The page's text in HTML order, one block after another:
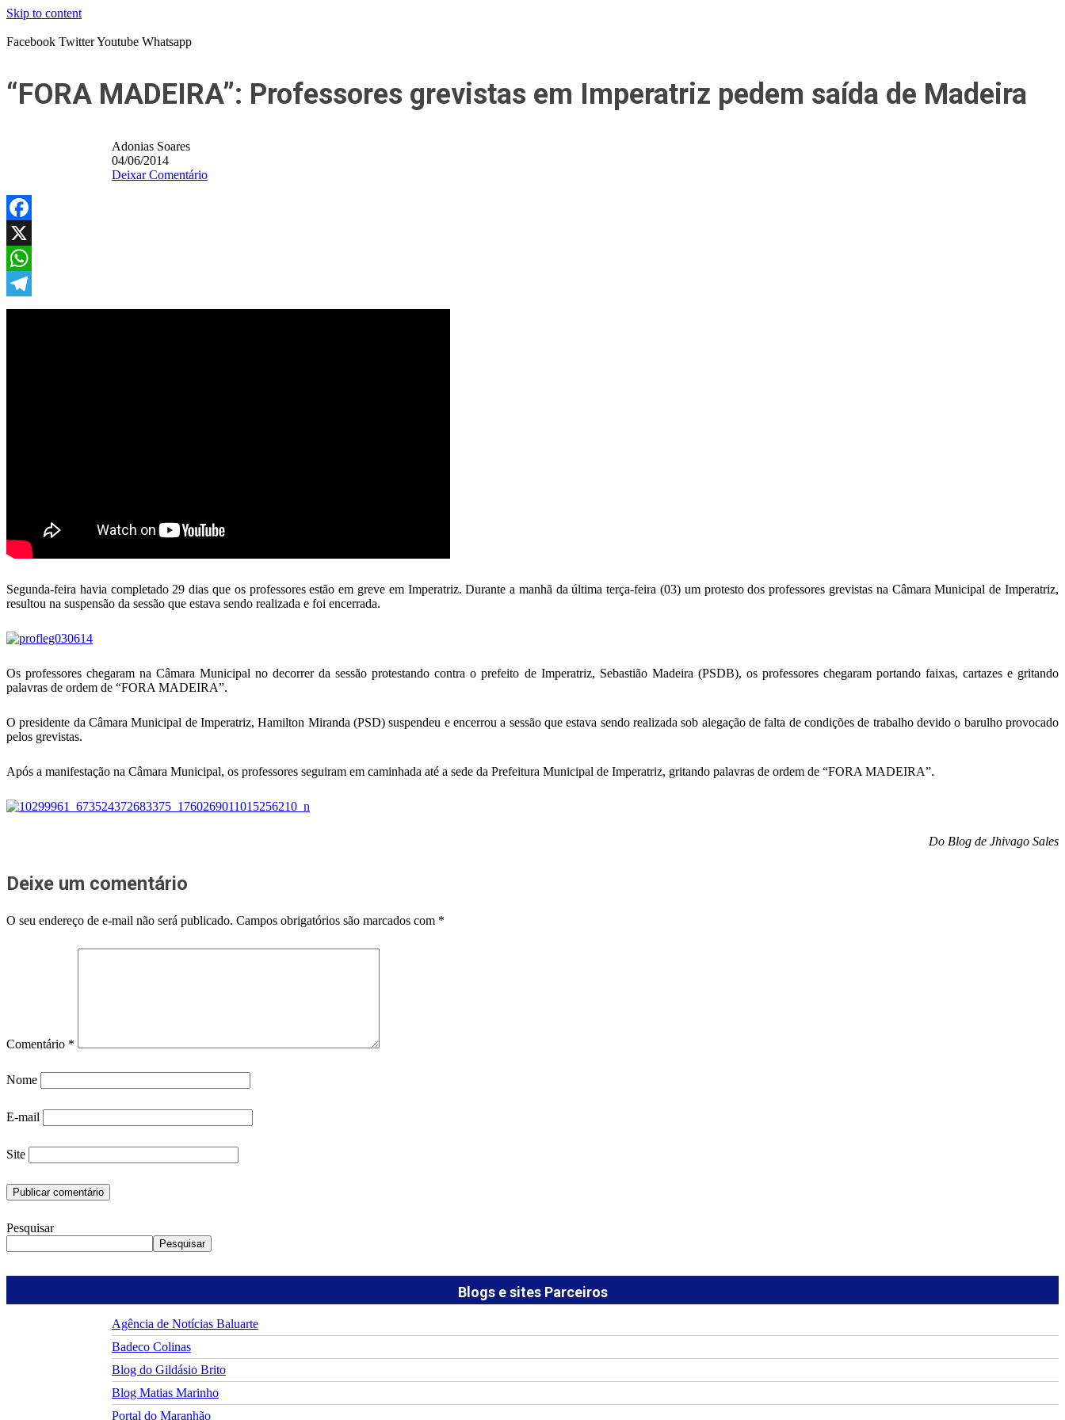
Skip to content
Facebook TwitterYoutube Whatsapp
“FORA MADEIRA”: Professores grevistas em Imperatriz pedem saída de Madeira
Adonias Soares
04/06/2014
Deixar Comentário
Facebook
X
WhatsApp
Telegram
Segunda-feira havia completado 29 dias que os professores estão em greve em Imperatriz. Durante a manhã da última terça-feira (03) um protesto dos professores grevistas na Câmara Municipal de Imperatriz,
resultou na suspensão da sessão que estava sendo realizada e foi encerrada.
Os professores chegaram na Câmara Municipal no decorrer da sessão protestando contra o prefeito de Imperatriz, Sebastião Madeira (PSDB), os professores chegaram portando faixas, cartazes e gritando
palavras de ordem de “FORA MADEIRA”.
O presidente da Câmara Municipal de Imperatriz, Hamilton Miranda (PSD) suspendeu e encerrou a sessão que estava sendo realizada sob alegação de falta de condições de trabalho devido o barulho provocado
pelos grevistas.
Após a manifestação na Câmara Municipal, os professores seguiram em caminhada até a sede da Prefeitura Municipal de Imperatriz, gritando palavras de ordem de “FORA MADEIRA”.
Do Blog de Jhivago Sales
Deixe um comentário
O seu endereço de e-mail não será publicado. Campos obrigatórios são marcados com *
Comentário *
Nome
E-mail
Site
Pesquisar
Pesquisar
Blogs e sites Parceiros
Agência de Notícias Baluarte
Badeco Colinas
Blog do Gildásio Brito
Blog Matias Marinho
Portal do Maranhão